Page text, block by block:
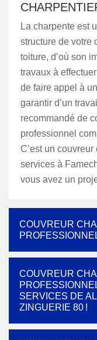
La charpente est
structure de votre
toiture, d’où son
travaux à
de faire appel à
garantir d’un
recommandé de
professionnel
C’est un
services à
vous avez un
COUVREUR
COUVREUR
SERVICES DE
ZINGUERIE 80 !